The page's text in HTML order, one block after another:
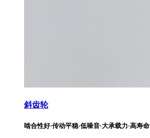
斜齿轮
啮合性好·传动平稳·低噪音·大承载力·高寿命